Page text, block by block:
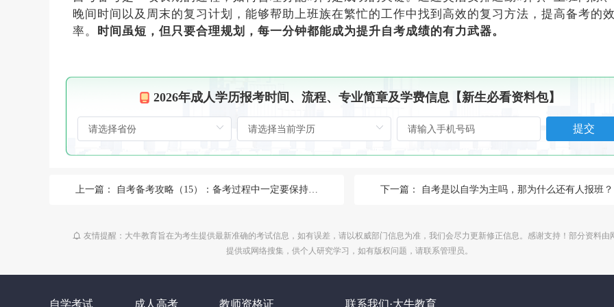
晚间时间以及周末的复习计划，能够帮助上班族在繁忙的工作中找到高效的复习方法，提高备考的
率。 时间虽短，但只要合理规划，每一分钟都能成为提升自考成绩的有力武器。
2026年成人学历报考时间、流程、专业简章及学费信息【新生必看资料包】
提交
上一篇： 自考备考攻略（15）：备考过程中一定要保持好心态！ 下一篇： 自考是以自学为主吗，那为什么还有人报班？
友情提醒：大牛教育旨在为考生提供最新准确的考试信息，如有误差，请以权威部门信息为准，我们会尽力更新修正信息。感谢支持！部分资料由
提供或网络搜集，供个人研究学习，如有版权问题，请联系管理员。
自学考试 成人高考 教师资格证 联系我们·大牛教育